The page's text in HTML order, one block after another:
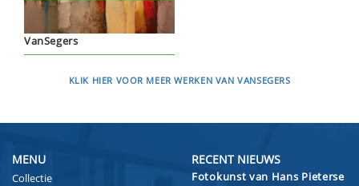
VanSegers
KLIK HIER VOOR MEER WERKEN VAN VANSEGERS
MENU
Collectie
RECENT NIEUWS
Fotokunst van Hans Pieterse